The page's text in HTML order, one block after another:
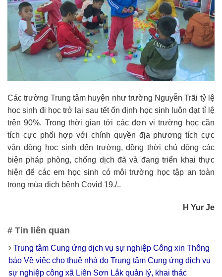
Các trường Trung tâm huyện như trường Nguyễn Trãi tỷ lệ
học sinh đi học trở lại sau tết ổn định học sinh luôn đạt tỉ lệ
trên 90%. Trong thời gian tới các đơn vị trường học cần
tích cực phối hợp với chính quyền địa phương tích cực
vận động học sinh đến trường, đồng thời chủ động các
biện pháp phòng, chống dịch đã và đang triển khai thực
hiện để các em học sinh có môi trường học tập an toàn
trong mùa dịch bệnh Covid 19./..
H Yur Je
# Tin liên quan
Trung tâm Cung ứng dịch vụ sự nghiệp Công xin Thông
báo Về việc cho thuê nhà do Trung tâm Cung ứng dịch vụ
sự nghiệp công xã Liên Sơn Lắk quản lý, khai thác